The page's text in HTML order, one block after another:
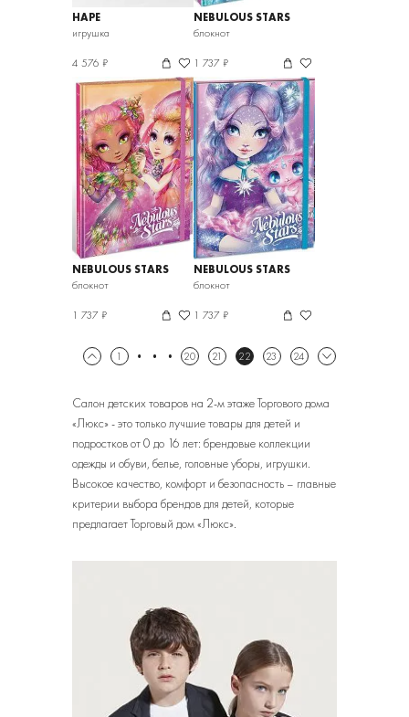
HAPE
игрушка
4 576 ₽
NEBULOUS STARS
блокнот
1 737 ₽
NEBULOUS STARS
блокнот
1 737 ₽
NEBULOUS STARS
блокнот
1 737 ₽
1 20 21 22 23 24
Салон детских товаров на 2-м этаже Торгового дома
«Люкс» - это только лучшие товары для детей и
подростков от 0 до 16 лет: брендовые коллекции
одежды и обуви, белье, головные уборы, игрушки.
Высокое качество, комфорт и безопасность – главные
критерии выбора брендов для детей, которые
предлагает Торговый дом «Люкс».